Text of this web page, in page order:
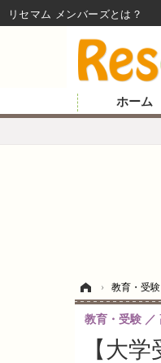
ホーム
› 教育・受験
【大
教育・受験
リセマム メンバーズ